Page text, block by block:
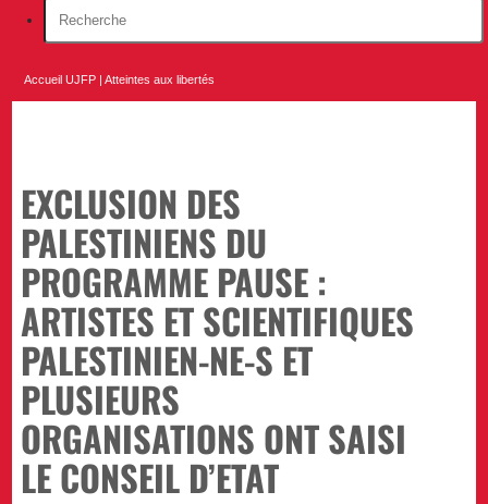
Accueil UJFP |Atteintes aux libertés
EXCLUSION DES
PALESTINIENS DU
PROGRAMME PAUSE :
ARTISTES ET SCIENTIFIQUES
PALESTINIEN-NE-S ET
PLUSIEURS
ORGANISATIONS ONT SAISI
LE CONSEIL D’ETAT